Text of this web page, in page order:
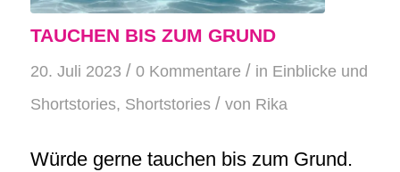
TAUCHEN BIS ZUM GRUND
20. Juli 2023 / 0 Kommentare / in Einblicke und
Shortstories, Shortstories / von Rika
Würde gerne tauchen bis zum Grund.